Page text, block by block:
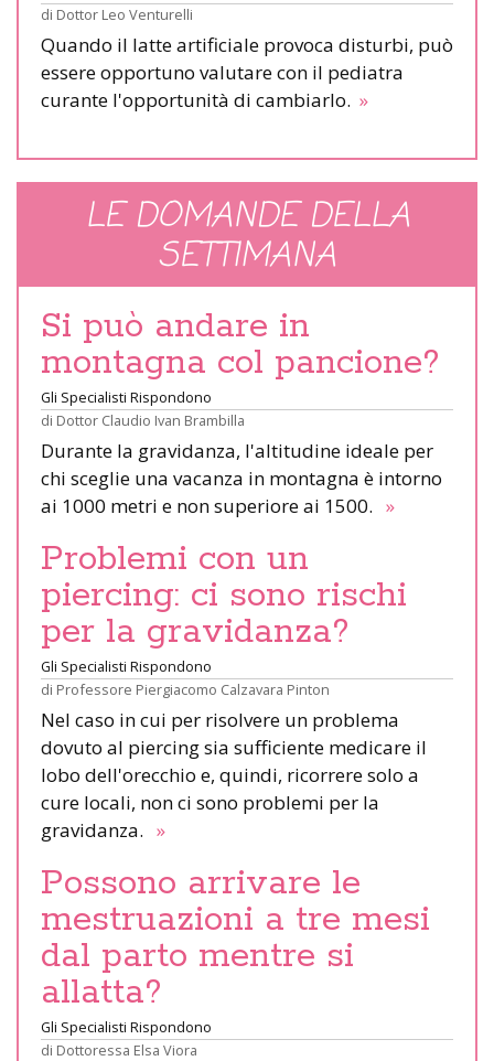
di Dottor Leo Venturelli
Quando il latte artificiale provoca disturbi, può
essere opportuno valutare con il pediatra
curante l'opportunità di cambiarlo. »
LE DOMANDE DELLA
SETTIMANA
Si può andare in
montagna col pancione?
Gli Specialisti Rispondono
di Dottor Claudio Ivan Brambilla
Durante la gravidanza, l'altitudine ideale per
chi sceglie una vacanza in montagna è intorno
ai 1000 metri e non superiore ai 1500. »
Problemi con un
piercing: ci sono rischi
per la gravidanza?
Gli Specialisti Rispondono
di Professore Piergiacomo Calzavara Pinton
Nel caso in cui per risolvere un problema
dovuto al piercing sia sufficiente medicare il
lobo dell'orecchio e, quindi, ricorrere solo a
cure locali, non ci sono problemi per la
gravidanza. »
Possono arrivare le
mestruazioni a tre mesi
dal parto mentre si
allatta?
Gli Specialisti Rispondono
di Dottoressa Elsa Viora